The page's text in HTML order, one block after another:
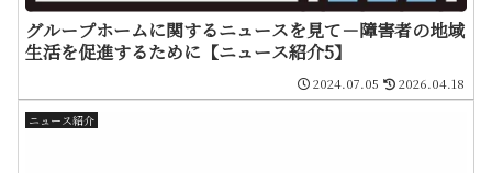
グループホームに関するニュースを見て－障害者の地域
生活を促進するために【ニュース紹介5】
2024.07.05 2026.04.18
ニュース紹介